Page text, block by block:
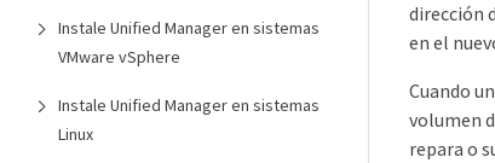
Instale Unified Manager en sistemas
VMware vSphere
Instale Unified Manager en sistemas
Linux
dirección
en el
Cuando
volumen
repara o